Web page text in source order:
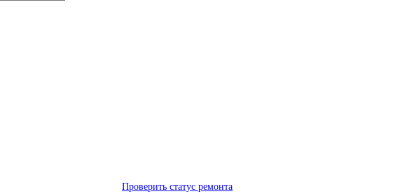
Проверить статус ремонта